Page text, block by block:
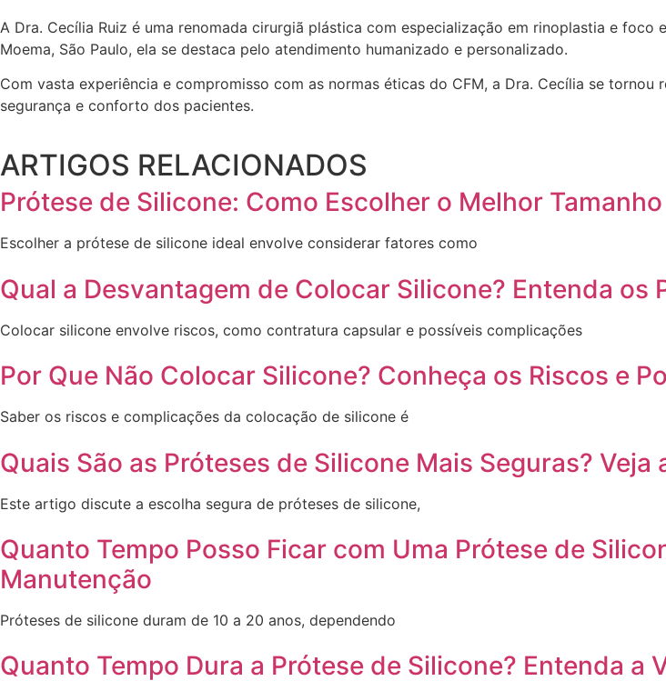
A Dra. Cecília Ruiz é uma renomada cirurgiã plástica com especialização em rinoplastia e
Moema, São Paulo, ela se destaca pelo atendimento humanizado e personalizado.
Com vasta experiência e compromisso com as normas éticas do CFM, a Dra. Cecília se
segurança e conforto dos pacientes.
ARTIGOS RELACIONADOS
Prótese de Silicone: Como Escolher o Melhor
Escolher a prótese de silicone ideal envolve considerar fatores como
Qual a Desvantagem de Colocar Silicone? Entenda
Colocar silicone envolve riscos, como contratura capsular e possíveis complicações
Por Que Não Colocar Silicone? Conheça os Riscos e
Saber os riscos e complicações da colocação de silicone é
Quais São as Próteses de Silicone Mais Seguras?
Este artigo discute a escolha segura de próteses de silicone,
Quanto Tempo Posso Ficar com Uma Prótese de
Manutenção
Próteses de silicone duram de 10 a 20 anos, dependendo
Quanto Tempo Dura a Prótese de Silicone? Entenda a